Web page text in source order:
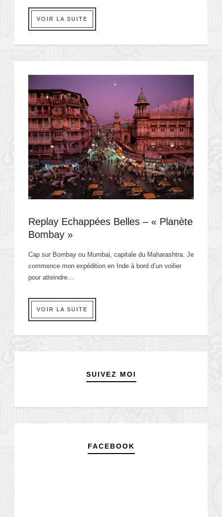
VOIR LA SUITE
Replay Echappées Belles – « Planète
Bombay »
Cap sur Bombay ou Mumbai, capitale du Maharashtra. Je
commence mon expédition en Inde à bord d’un voilier
pour atteindre...
VOIR LA SUITE
SUIVEZ MOI
FACEBOOK